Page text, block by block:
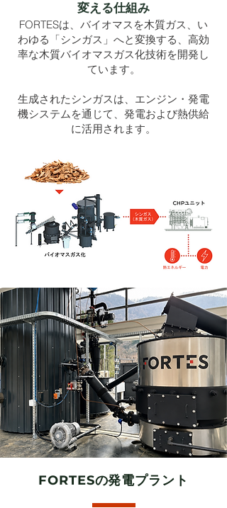
変える仕組み
FORTESは、バイオマスを木質ガス、い
わゆる「シンガス」へと変換する、高効
率な木質バイオマスガス化技術を開発し
ています。
生成されたシンガスは、エンジン・発電
機システムを通じて、発電および熱供給
に活用されます。
FORTESの発電プラント